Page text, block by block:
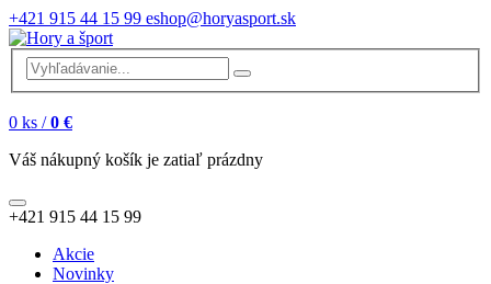
+421 915 44 15 99 eshop@horyasport.sk
0 ks / 0 €
Váš nákupný košík je zatiaľ prázdny
+421 915 44 15 99
Akcie
Novinky